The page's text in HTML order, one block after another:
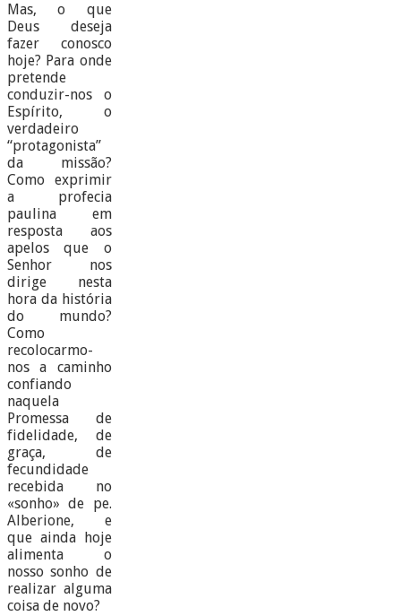
Mas, o que
Deus deseja
fazer conosco
hoje? Para onde
pretende
conduzir-nos o
Espírito, o
verdadeiro
“protagonista”
da missão?
Como exprimir
a profecia
paulina em
resposta aos
apelos que o
Senhor nos
dirige nesta
hora da história
do mundo?
Como
recolocarmo-
nos a caminho
confiando
naquela
Promessa de
fidelidade, de
graça, de
fecundidade
recebida no
«sonho» de pe.
Alberione, e
que ainda hoje
alimenta o
nosso sonho de
realizar alguma
coisa de novo?